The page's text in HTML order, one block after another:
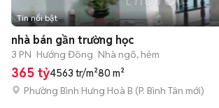
Tin nổi bật
nhà bán gần trường học
3 PN Hướng Đông Nhà ngõ, hẻm
365 tỷ4563 tr/m²80 m²
Phường Bình Hưng Hoà B (P. Bình Tân mới)